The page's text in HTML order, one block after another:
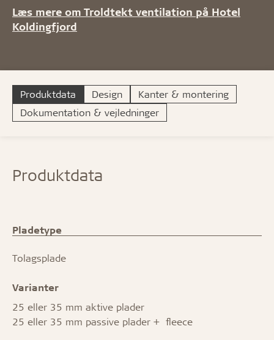
Læs mere om Troldtekt ventilation på Hotel
Koldingfjord
Produktdata Design
Kanter & montering
Dokumentation & vejledninger
Produktdata
Pladetype
Tolagsplade
Varianter
25 eller 35 mm aktive plader
25 eller 35 mm passive plader + fleece